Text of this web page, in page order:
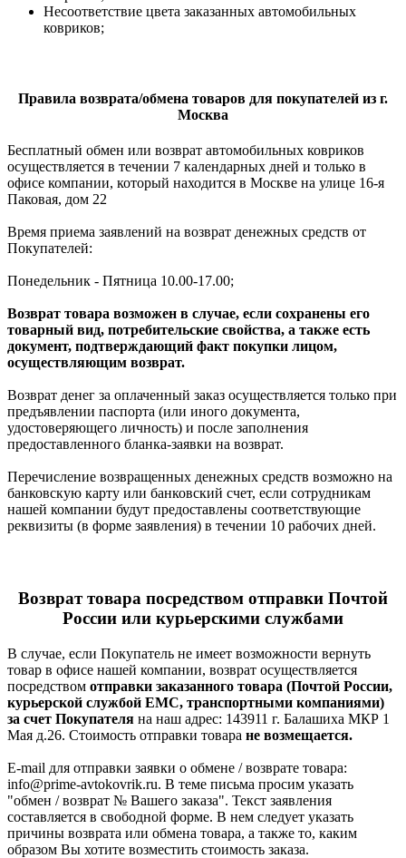
Несоответствие цвета заказанных автомобильных
ковриков;
Правила возврата/обмена товаров для покупателей из г.
Москва
Бесплатный обмен или возврат автомобильных ковриков
осуществляется в течении 7 календарных дней и только в
офисе компании, который находится в Москве на улице 16-я
Паковая, дом 22
Время приема заявлений на возврат денежных средств от
Покупателей:
Понедельник - Пятница 10.00-17.00;
Возврат товара возможен в случае, если сохранены его
товарный вид, потребительские свойства, а также есть
документ, подтверждающий факт покупки лицом,
осуществляющим возврат.
Возврат денег за оплаченный заказ осуществляется только при
предъявлении паспорта (или иного документа,
удостоверяющего личность) и после заполнения
предоставленного бланка-заявки на возврат.
Перечисление возвращенных денежных средств возможно на
банковскую карту или банковский счет, если сотрудникам
нашей компании будут предоставлены соответствующие
реквизиты (в форме заявления) в течении 10 рабочих дней.
Возврат товара посредством отправки Почтой
России или курьерскими службами
В случае, если Покупатель не имеет возможности вернуть
товар в офисе нашей компании, возврат осуществляется
посредством отправки заказанного товара (Почтой России,
курьерской службой ЕМС, транспортными компаниями)
за счет Покупателя на наш адрес: 143911 г. Балашиха МКР 1
Мая д.26. Стоимость отправки товара не возмещается.
E-mail для отправки заявки о обмене / возврате товара:
info@prime-avtokovrik.ru. В теме письма просим указать
"обмен / возврат № Вашего заказа". Текст заявления
составляется в свободной форме. В нем следует указать
причины возврата или обмена товара, а также то, каким
образом Вы хотите возместить стоимость заказа.